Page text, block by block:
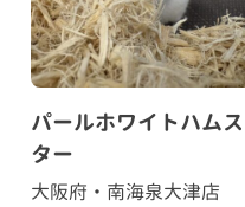
パールホワイトハムス
ター
大阪府・南海泉大津店